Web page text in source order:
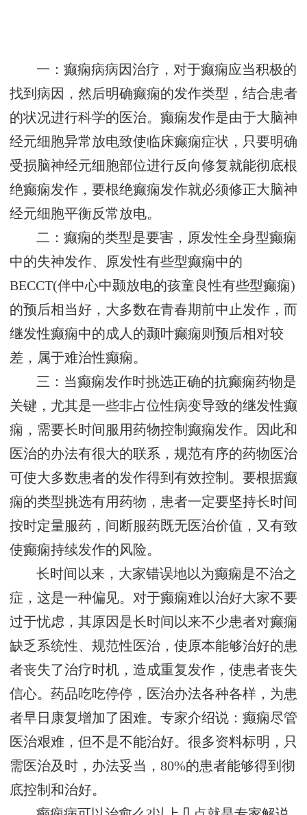
一：癫痫病病因治疗，对于癫痫应当积极的
找到病因，然后明确癫痫的发作类型，结合患者
的状况进行科学的医治。癫痫发作是由于大脑神
经元细胞异常放电致使临床癫痫症状，只要明确
受损脑神经元细胞部位进行反向修复就能彻底根
绝癫痫发作，要根绝癫痫发作就必须修正大脑神
经元细胞平衡反常放电。
二：癫痫的类型是要害，原发性全身型癫痫
中的失神发作、原发性有些型癫痫中的
BECCT(伴中心中颞放电的孩童良性有些型癫痫)
的预后相当好，大多数在青春期前中止发作，而
继发性癫痫中的成人的颞叶癫痫则预后相对较
差，属于难治性癫痫。
三：当癫痫发作时挑选正确的抗癫痫药物是
关键，尤其是一些非占位性病变导致的继发性癫
痫，需要长时间服用药物控制癫痫发作。因此和
医治的办法有很大的联系，规范有序的药物医治
可使大多数患者的发作得到有效控制。要根据癫
痫的类型挑选有用药物，患者一定要坚持长时间
按时定量服药，间断服药既无医治价值，又有致
使癫痫持续发作的风险。
长时间以来，大家错误地以为癫痫是不治之
症，这是一种偏见。对于癫痫难以治好大家不要
过于忧虑，其原因是长时间以来不少患者对癫痫
缺乏系统性、规范性医治，使原本能够治好的患
者丧失了治疗时机，造成重复发作，使患者丧失
信心。药品吃吃停停，医治办法各种各样，为患
者早日康复增加了困难。专家介绍说：癫痫尽管
医治艰难，但不是不能治好。很多资料标明，只
需医治及时，办法妥当，80%的患者能够得到彻
底控制和治好。